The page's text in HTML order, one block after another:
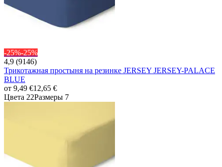
-25%-25%
4,9 (9146)
Трикотажная простыня на резинке JERSEY JERSEY-PALACE
BLUE
от 9,49 €12,65 €
Цвета 22Размеры 7